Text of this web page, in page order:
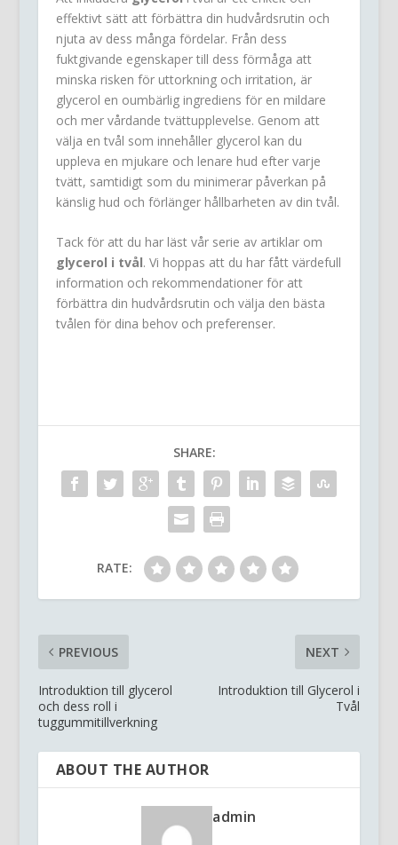
effektivt sätt att förbättra din hudvårdsrutin och
njuta av dess många fördelar. Från dess
fuktgivande egenskaper till dess förmåga att
minska risken för uttorkning och irritation, är
glycerol en oumbärlig ingrediens för en mildare
och mer vårdande tvättupplevelse. Genom att
välja en tvål som innehåller glycerol kan du
uppleva en mjukare och lenare hud efter varje
tvätt, samtidigt som du minimerar påverkan på
känslig hud och förlänger hållbarheten av din tvål.
Tack för att du har läst vår serie av artiklar om
glycerol i tvål. Vi hoppas att du har fått värdefull
information och rekommendationer för att
förbättra din hudvårdsrutin och välja den bästa
tvålen för dina behov och preferenser.
SHARE:
RATE:
PREVIOUS
Introduktion till glycerol
och dess roll i
tuggummitillverkning
NEXT
Introduktion till Glycerol i
Tvål
ABOUT THE AUTHOR
admin